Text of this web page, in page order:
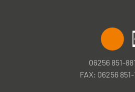
06256 851-881
FAX: 06256